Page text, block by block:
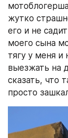
жутко
его и не
моего сына
тягу у меня и
выезжать на
сказать, что
просто